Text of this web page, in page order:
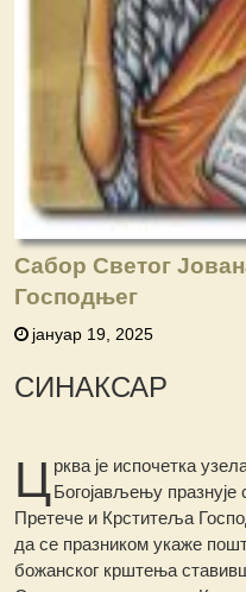
Сабор Светог
Господњег
јануар 19, 2025
СИНАКСАР
Црква је испочетка
Богојављењу празнује
Претече и Крститеља
да се празником укаже
божанског крштења